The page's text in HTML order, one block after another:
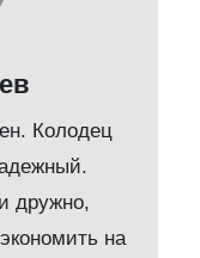
Колодец
дружно,
на